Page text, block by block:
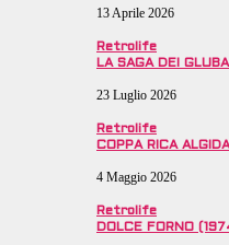
13 Aprile 2026
Retrolife
LA SAGA DEI
23 Luglio 2026
Retrolife
COPPA RICA
4 Maggio 2026
Retrolife
DOLCE FORNO